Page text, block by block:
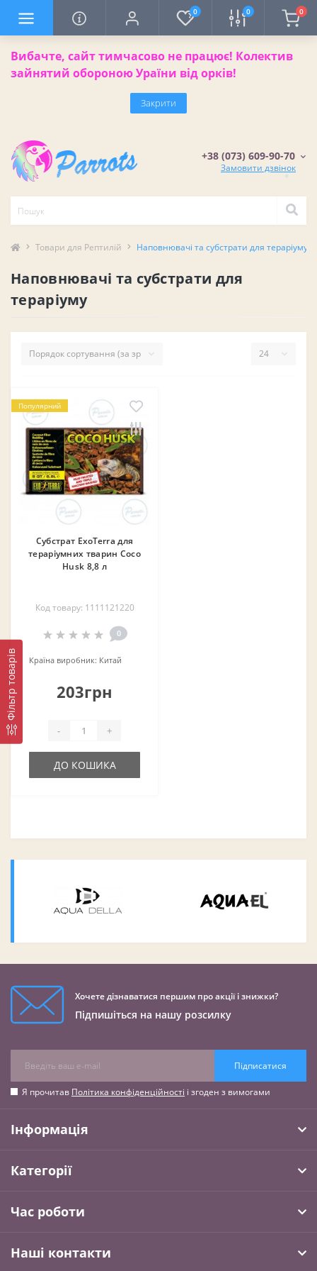
Вибачте, сайт тимчасово не працює! Колектив
зайнятий обороною Ураїни від орків!
Закрити
0 0 0
+38 (073) 609-90-70
Замовити дзвінок
Товари для Рептилій Наповнювачі та субстрати для тераріуму
Наповнювачі та субстрати для
тераріуму
Фільтр товарів
Популярний
Субстрат ExoTerra для
тераріумних тварин Coco
Husk 8,8 л
Код товару: 1111121220
0
Країна виробник: Китай
203грн
- +
ДО КОШИКА
Хочете дізнаватися першим про акції і знижки?
Підпишіться на нашу розсилку
Підписатися
Я прочитав Політика конфіденційності і згоден з вимогами
Інформація
Категорії
Час роботи
Наші контакти